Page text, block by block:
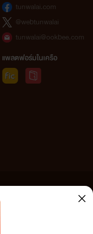
tunwalai.com
@webtunwalai
tunwalai@ookbee.com
แพลตฟอร์มในเครือ
งสิ้น ดังนั้นผู้อ่านทุกท่านโปรดใช้
ใดๆ ที่ขัดต่อกฎหมายและศีลธรรม
ารในทันที ทั้งนี้ ทางเว็บไซต์ขอสงวน